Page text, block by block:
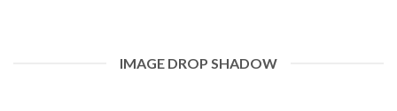
IMAGE DROP SHADOW